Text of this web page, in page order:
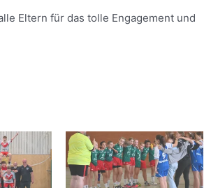
Eltern für das tolle Engagement und